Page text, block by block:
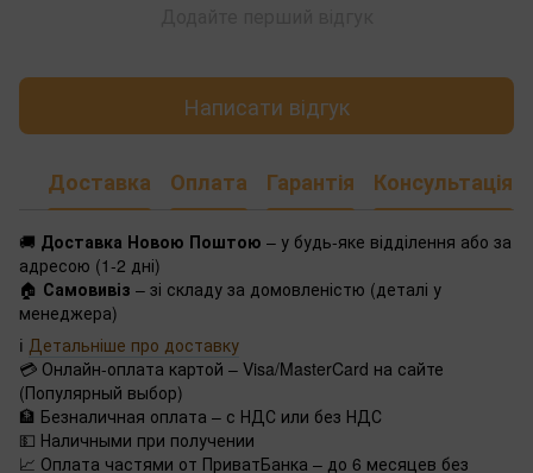
Написати відгук
Доставка Оплата Гарантія Консультація
🚚 Доставка Новою Поштою – у будь-яке відділення або за
адресою (1-2 дні)
🏠 Самовивіз – зі складу за домовленістю (деталі у
менеджера)
ℹ️ Детальніше про доставку
💳 Онлайн-оплата картой – Visa/MasterCard на сайте
(Популярный выбор)
🏦 Безналичная оплата – с НДС или без НДС
💵 Наличными при получении
📈 Оплата частями от ПриватБанка – до 6 месяцев без